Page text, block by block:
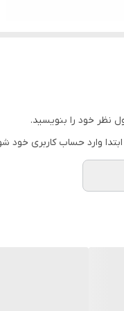
نظر خود را بنویسید.
وارد حساب کاربری خود